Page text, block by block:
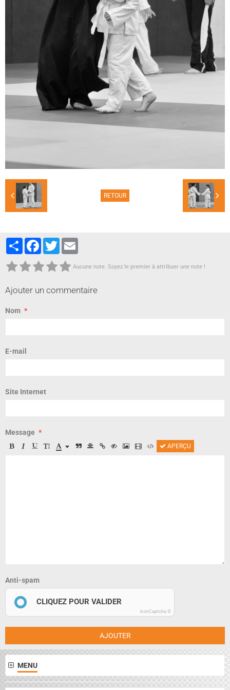
RETOUR
PartagerFacebook
Twitter
Aucune note. Soyez le premier à attribuer une note !
Ajouter un commentaire
Nom
E-mail
Site Internet
Message
APERÇU
Anti-spam
CLIQUEZ POUR VALIDER
IconCaptcha ©
AJOUTER
MENU